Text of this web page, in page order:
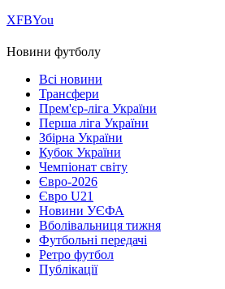
ХFBYou
Новини футболу
Всі новини
Трансфери
Прем'єр-ліга України
Перша ліга України
Збірна України
Кубок України
Чемпіонат світу
Євро-2026
Євро U21
Новини УЄФА
Вболівальниця тижня
Футбольні передачі
Ретро футбол
Публікації